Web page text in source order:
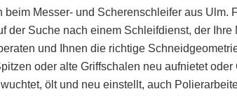
beim Messer- und Scherenschleifer aus Ulm.
der Suche nach einem Schleifdienst, der
und Ihnen die richtige
oder alte Griffschalen neu aufnietet
ölt und neu einstellt, auch